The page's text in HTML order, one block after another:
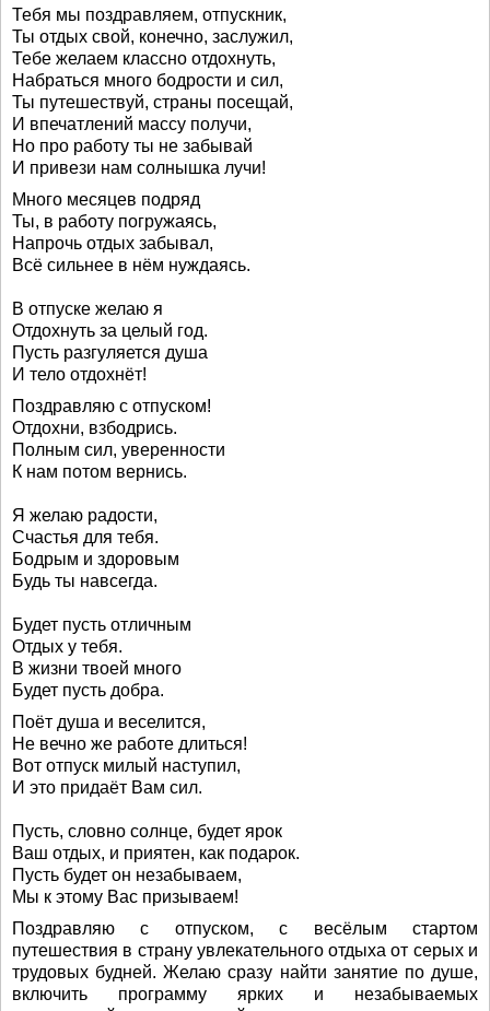
Тебя мы поздравляем, отпускник,
Ты отдых свой, конечно, заслужил,
Тебе желаем классно отдохнуть,
Набраться много бодрости и сил,
Ты путешествуй, страны посещай,
И впечатлений массу получи,
Но про работу ты не забывай
И привези нам солнышка лучи!
Много месяцев подряд
Ты, в работу погружаясь,
Напрочь отдых забывал,
Всё сильнее в нём нуждаясь.
В отпуске желаю я
Отдохнуть за целый год.
Пусть разгуляется душа
И тело отдохнёт!
Поздравляю с отпуском!
Отдохни, взбодрись.
Полным сил, уверенности
К нам потом вернись.
Я желаю радости,
Счастья для тебя.
Бодрым и здоровым
Будь ты навсегда.
Будет пусть отличным
Отдых у тебя.
В жизни твоей много
Будет пусть добра.
Поёт душа и веселится,
Не вечно же работе длиться!
Вот отпуск милый наступил,
И это придаёт Вам сил.
Пусть, словно солнце, будет ярок
Ваш отдых, и приятен, как подарок.
Пусть будет он незабываем,
Мы к этому Вас призываем!
Поздравляю с отпуском, с весёлым стартом
путешествия в страну увлекательного отдыха от серых и
трудовых будней. Желаю сразу найти занятие по душе,
включить программу ярких и незабываемых